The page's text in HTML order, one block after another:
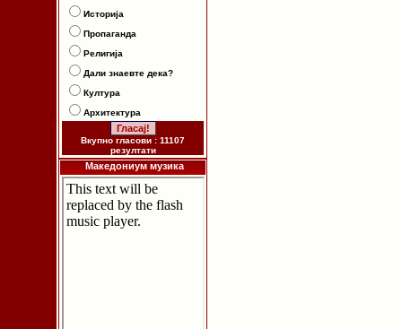
Историја
Пропаганда
Религија
Дали знаевте дека?
Култура
Архитектура
Вкупно гласови : 11107
резултати
Македониум музика